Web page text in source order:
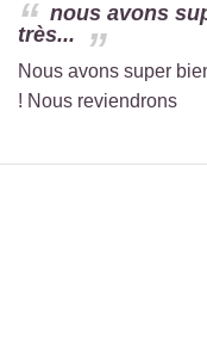
nous avons
très...
Nous avons super
! Nous reviendrons